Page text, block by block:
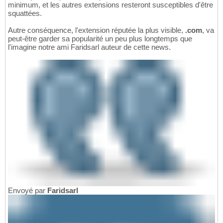
minimum, et les autres extensions resteront susceptibles d'être
squattées.
Autre conséquence, l'extension réputée la plus visible, .com, va
peut-être garder sa popularité un peu plus longtemps que
l'imagine notre ami Faridsarl auteur de cette news.
Envoyé par Faridsarl